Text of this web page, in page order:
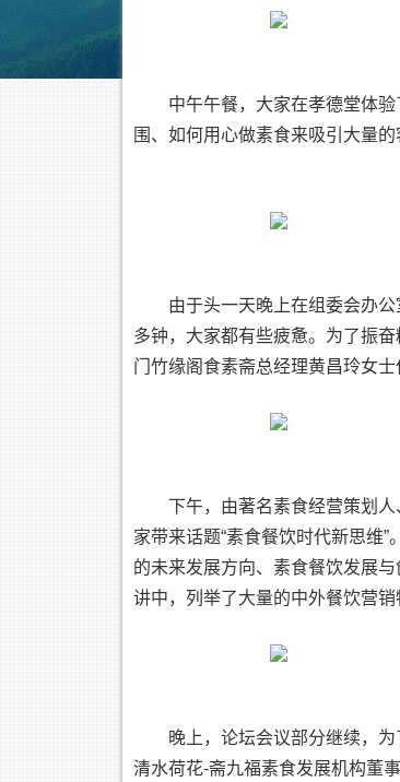
中午午餐，大家在孝德堂体
围、如何用心做素食来吸引大量
由于头一天晚上在组委会办
多钟，大家都有些疲惫。为了振
门竹缘阁食素斋总经理黄昌玲女
下午，由著名素食经营策划
家带来话题“素食餐饮时代新思维
的未来发展方向、素食餐饮发展
讲中，列举了大量的中外餐饮营
晚上，论坛会议部分继续，
清水荷花-斋九福素食发展机构董